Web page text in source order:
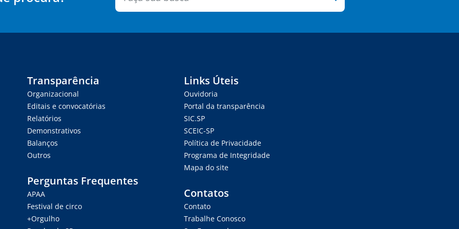
Transparência
Organizacional
Editais e convocatórias
Relatórios
Demonstrativos
Balanços
Outros
Perguntas Frequentes
APAA
Festival de circo
+Orgulho
Links Úteis
Ouvidoria
Portal da transparência
SIC.SP
SCEIC-SP
Política de Privacidade
Programa de Integridade
Mapa do site
Contatos
Contato
Trabalhe Conosco